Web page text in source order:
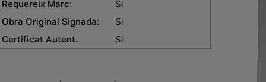
Marc:
Si
Original Signada:
Si
Autent.
Si